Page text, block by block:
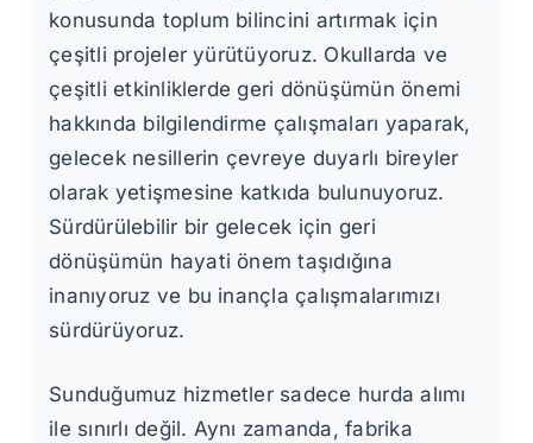
konusunda toplum bilincini artırmak için
çeşitli projeler yürütüyoruz. Okullarda ve
çeşitli etkinliklerde geri dönüşümün önemi
hakkında bilgilendirme çalışmaları yaparak,
gelecek nesillerin çevreye duyarlı bireyler
olarak yetişmesine katkıda bulunuyoruz.
Sürdürülebilir bir gelecek için geri
dönüşümün hayati önem taşıdığına
inanıyoruz ve bu inançla çalışmalarımızı
sürdürüyoruz.
Sunduğumuz hizmetler sadece hurda alımı
ile sınırlı değil. Aynı zamanda, fabrika